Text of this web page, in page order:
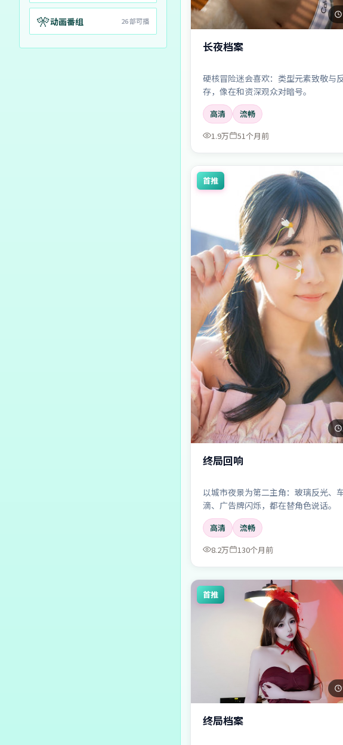
🎌动画番组 26部可播
长夜档案
硬核冒险迷会喜欢：类型元素致敬与
存，像在和资深观众对暗号。
高清
流畅
1.9万
51个月前
首推
终局回响
以城市夜景为第二主角：玻璃反光、
滴、广告牌闪烁，都在替角色说话。
高清
流畅
8.2万
130个月前
首推
终局档案